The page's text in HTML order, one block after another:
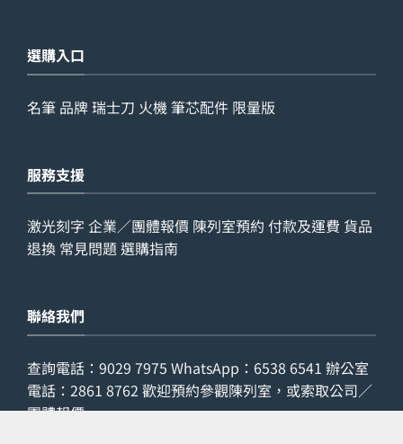
選購入口
名筆 品牌瑞士刀 火機筆芯配件 限量版
服務支援
激光刻字 企業／團體報價 陳列室預約 付款及運費 貨品
退換 常見問題 選購指南
聯絡我們
查詢電話： 9029 7975 WhatsApp： 6538 6541 辦公室
電話： 2861 8762 歡迎預約參觀陳列室，或索取公司／
團體報價。